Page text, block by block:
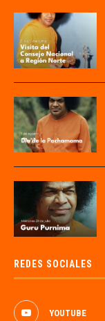
REDES SOCIALES
YOUTUBE